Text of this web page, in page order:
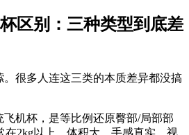
区别：三种类型到底差
。很多人连这三类的本质差异都没搞
飞机杯，是等比例还原臀部/局部部